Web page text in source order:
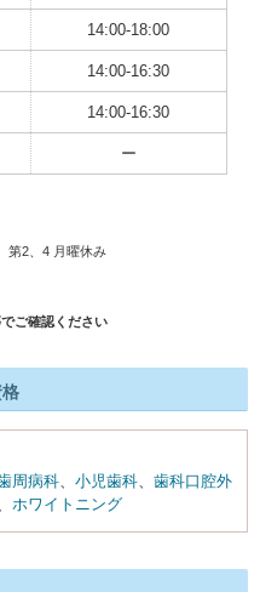
14:00-18:00
14:00-16:30
14:00-16:30
ー
第2、4 月曜休み
ご確認ください
周病科 小児歯科
歯科口腔外
ホワイトニング